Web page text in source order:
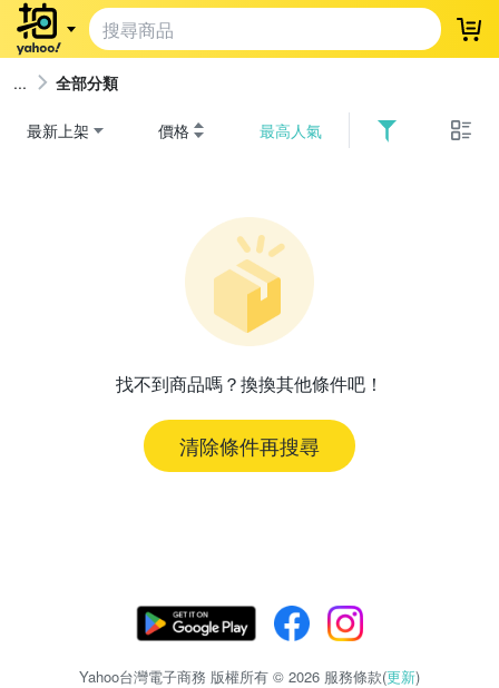
登
全部分類
最新上架 價格 最高人氣
找不到商品嗎？換換其他條件吧！
清除條件再搜尋
Yahoo台灣電子商務 版權所有 © 2026 服務條款(更新)